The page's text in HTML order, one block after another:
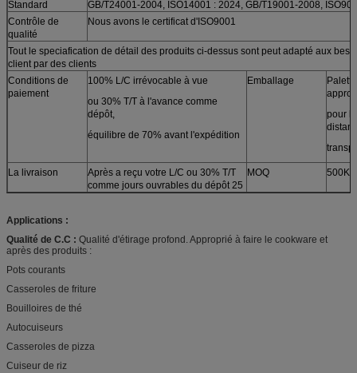
Standard
GB/T24001-2004, ISO14001 : 2024, GB/T19001-2008,
Contrôle de
qualité
Nous avons le certificat d'ISO9001
Tout le speciafication de détail des produits ci-dessus sont peut adapté aux
client par des clients
Conditions de
paiement
100% L/C irrévocable à vue
ou 30% T/T à l'avance comme
dépôt,
équilibre de 70% avant l'expédition
Emballage
pour
La livraison
Après a reçu votre L/C ou 30% T/T
comme jours ouvrables du dépôt 25
MOQ 500KG
Applications :
Qualité de C.C : Qualité d'étirage profond. Approprié à faire le cookware et
après des produits :
Pots courants
Casseroles de friture
Bouilloires de thé
Autocuiseurs
Casseroles de pizza
Cuiseur de riz